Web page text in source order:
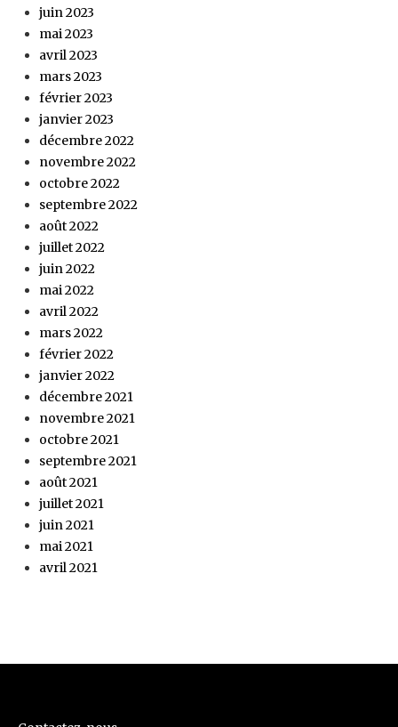
juin 2023
mai 2023
avril 2023
mars 2023
février 2023
janvier 2023
décembre 2022
novembre 2022
octobre 2022
septembre 2022
août 2022
juillet 2022
juin 2022
mai 2022
avril 2022
mars 2022
février 2022
janvier 2022
décembre 2021
novembre 2021
octobre 2021
septembre 2021
août 2021
juillet 2021
juin 2021
mai 2021
avril 2021